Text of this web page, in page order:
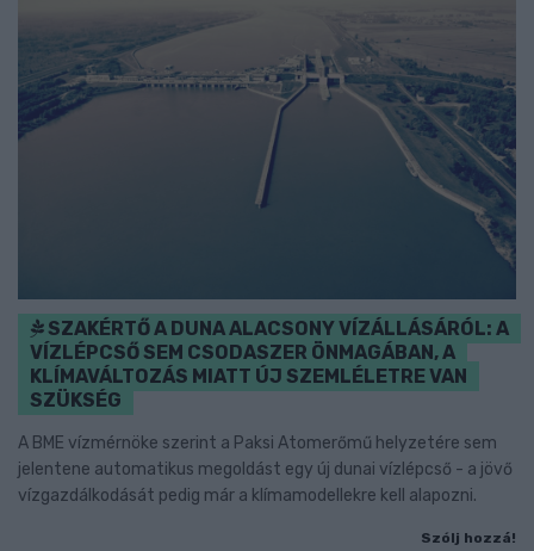
SZAKÉRTŐ A DUNA ALACSONY VÍZÁLLÁSÁRÓL: A
VÍZLÉPCSŐ SEM CSODASZER ÖNMAGÁBAN, A
KLÍMAVÁLTOZÁS MIATT ÚJ SZEMLÉLETRE VAN
SZÜKSÉG
A BME vízmérnöke szerint a Paksi Atomerőmű helyzetére sem
jelentene automatikus megoldást egy új dunai vízlépcső - a jövő
vízgazdálkodását pedig már a klímamodellekre kell alapozni.
Szólj hozzá!